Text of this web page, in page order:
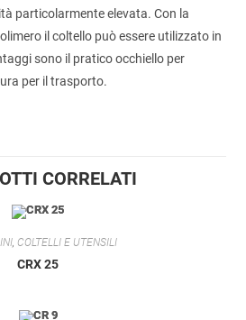
particolarmente elevata. Con la
il coltello può essere utilizzato in
sono il pratico occhiello per
per il trasporto.
CORRELATI
, COLTELLI E UTENSILI
CRX 25